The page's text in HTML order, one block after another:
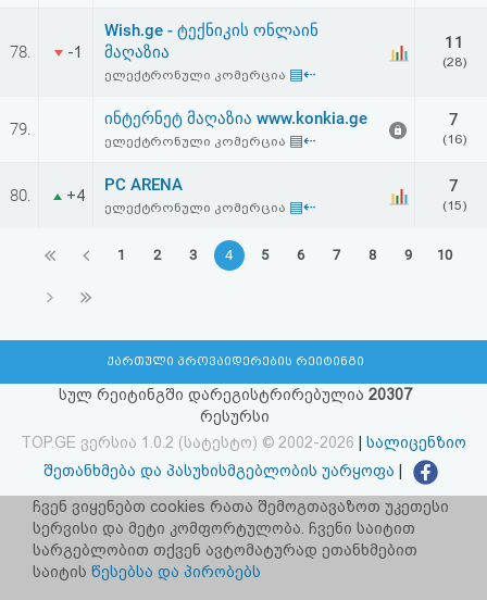
78. -1
Wish.ge - ტექნიკის ონლაინ
მაღაზია
ელექტრონული კომერცია ▤⇠
11
(28)
79.
ინტერნეტ მაღაზია www.konkia.ge
ელექტრონული კომერცია ▤⇠
7
(16)
80. +4
PC ARENA
ელექტრონული კომერცია ▤⇠
7
(15)
1 2 3 4 5 6 7 8 9 10
ქართული პროვაიდერების რეიტინგი
სულ რეიტინგში დარეგისტრირებულია 20307
რესურსი
TOP.GE ვერსია 1.0.2 (სატესტო) © 2002-2026
სალიცენზიო
შეთანხმება და პასუხისმგებლობის უარყოფა
facebook.com/TOP.GE
იხილეთ TOP.GE - ის ძველი ვერსია ბმულზე
ჩვენ ვიყენებთ cookies რათა შემოგთავაზოთ უკეთესი
სერვისი და მეტი კომფორტულობა. ჩვენი საიტით
სარგებლობით თქვენ ავტომატურად ეთანხმებით
საიტის წესებსა და პირობებს